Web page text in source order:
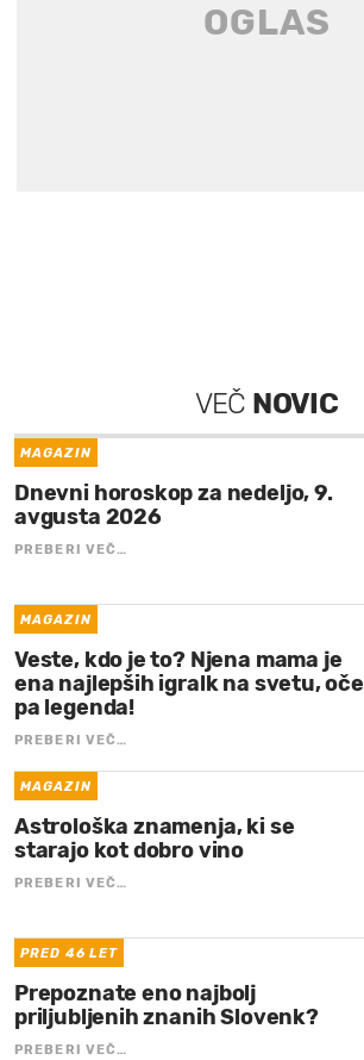
VEČ NOVIC
MAGAZIN
Dnevni horoskop za nedeljo, 9.
avgusta 2026
PREBERI VEČ…
MAGAZIN
Veste, kdo je to? Njena mama je
ena najlepših igralk na svetu, oče
pa legenda!
PREBERI VEČ…
MAGAZIN
Astrološka znamenja, ki se
starajo kot dobro vino
PREBERI VEČ…
PRED 46 LET
Prepoznate eno najbolj
priljubljenih znanih Slovenk?
PREBERI VEČ…